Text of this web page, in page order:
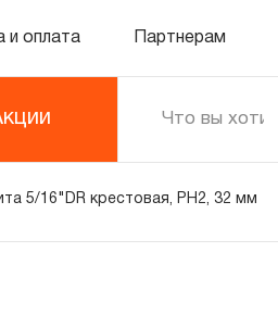
и оплата Партнерам
5/16"DR крестовая, PH2, 32 мм